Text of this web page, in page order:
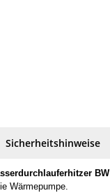
Sicherheitshinweise
BW
Wärmepumpe.